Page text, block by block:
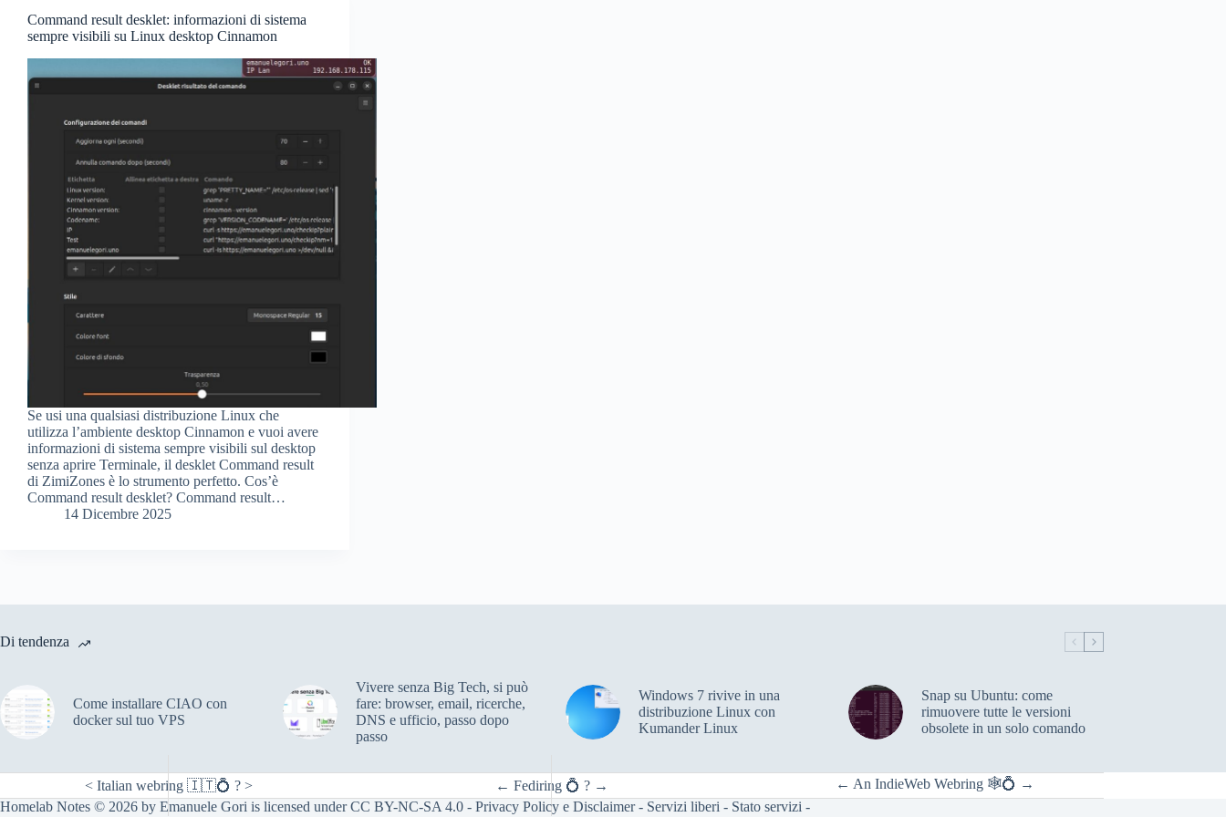
Command result desklet: informazioni di sistema
sempre visibili su Linux desktop Cinnamon
Se usi una qualsiasi distribuzione Linux che
utilizza l’ambiente desktop Cinnamon e vuoi avere
informazioni di sistema sempre visibili sul desktop
senza aprire Terminale, il desklet Command result
di ZimiZones è lo strumento perfetto. Cos’è
Command result desklet? Command result…
14 Dicembre 2025
Di tendenza
Come installare CIAO con
docker sul tuo VPS
Vivere senza Big Tech, si può
fare: browser, email, ricerche,
DNS e ufficio, passo dopo
passo
Windows 7 rivive in una
distribuzione Linux con
Kumander Linux
Snap su Ubuntu: come
rimuovere tutte le versioni
obsolete in un solo comando
< Italian webring 🇮🇹💍 ? > ← Fediring 💍 ? → ← An IndieWeb Webring🕸💍 →
Homelab Notes © 2026 by Emanuele Gori is licensed underCC BY-NC-SA 4.0 - Privacy Policy e Disclaimer- Servizi liberi - Stato servizi -